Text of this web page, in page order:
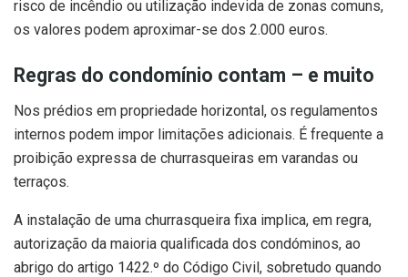
risco de incêndio ou utilização indevida de zonas comuns,
os valores podem aproximar-se dos 2.000 euros.
Regras do condomínio contam – e muito
Nos prédios em propriedade horizontal, os regulamentos
internos podem impor limitações adicionais. É frequente a
proibição expressa de churrasqueiras em varandas ou
terraços.
A instalação de uma churrasqueira fixa implica, em regra,
autorização da maioria qualificada dos condóminos, ao
abrigo do artigo 1422.º do Código Civil, sobretudo quando